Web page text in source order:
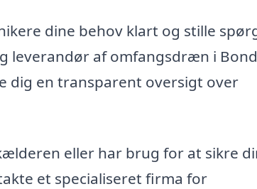
dine behov klart og stille
leverandør af omfangsdræn i
dig en transparent oversigt over
eller har brug for at sikre
et specialiseret firma for